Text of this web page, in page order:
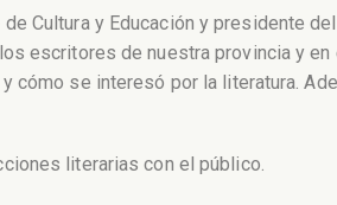
Cultura y Educación y presidente
escritores de nuestra provincia y
cómo se interesó por la literatura.
literarias con el público.